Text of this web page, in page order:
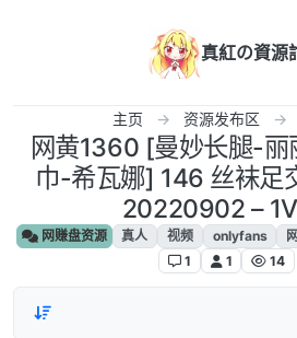
真紅の資源
主页 资源发布区
网黄1360 [曼妙长腿-
巾-希瓦娜] 146 丝袜足
20220902 –
网赚盘资源 真人 视频 onlyfans
1
1 14